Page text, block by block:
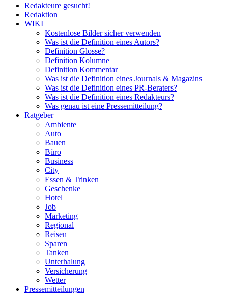
Redakteure gesucht!
Redaktion
WIKI
Kostenlose Bilder sicher verwenden
Was ist die Definition eines Autors?
Definition Glosse?
Definition Kolumne
Definition Kommentar
Was ist die Definition eines Journals & Magazins
Was ist die Definition eines PR-Beraters?
Was ist die Definition eines Redakteurs?
Was genau ist eine Pressemitteilung?
Ratgeber
Ambiente
Auto
Bauen
Büro
Business
City
Essen & Trinken
Geschenke
Hotel
Job
Marketing
Regional
Reisen
Sparen
Tanken
Unterhalung
Versicherung
Wetter
Pressemitteilungen